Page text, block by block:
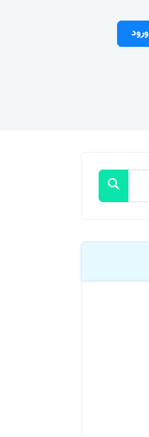
ورود